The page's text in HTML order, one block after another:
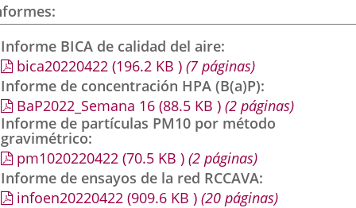
externa.externa.
Informe BICA de calidad del aire
bica20220422 (196.2 KB ) (7 páginas)
Informe de concentración HPA (B(a)P)
BaP2022_Semana 16 (88.5 KB ) (2 páginas)
Informe de partículas PM10 por método
gravimétrico
pm1020220422 (70.5 KB ) (2 páginas)
Informe de ensayos de la red RCCAVA
infoen20220422 (909.6 KB ) (20 páginas)